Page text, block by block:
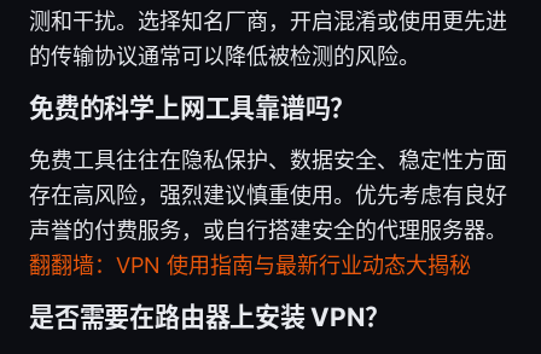
测和干扰。选择知名厂商，开启混淆或使用更先进
的传输协议通常可以降低被检测的风险。
免费的科学上网工具靠谱吗？
免费工具往往在隐私保护、数据安全、稳定性方面
存在高风险，强烈建议慎重使用。优先考虑有良好
声誉的付费服务，或自行搭建安全的代理服务器。
翻翻墙：VPN 使用指南与最新行业动态大揭秘
是否需要在路由器上安装 VPN？